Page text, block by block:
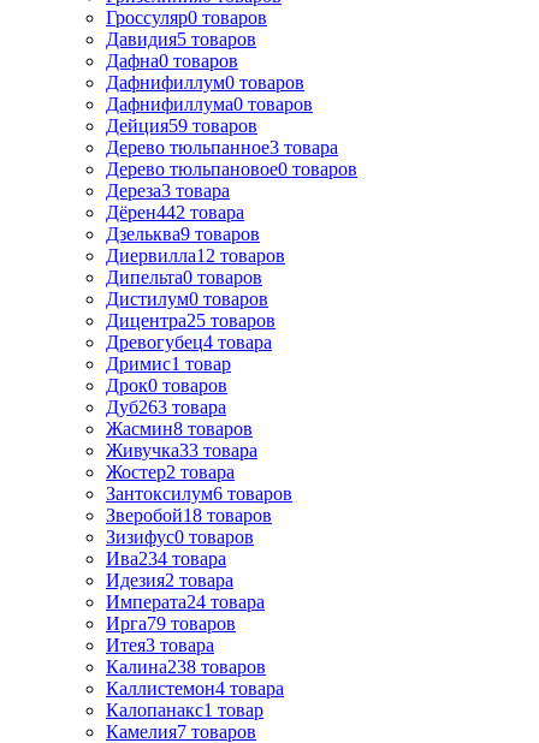
Гроссуляр0 товаров
Давидия5 товаров
Дафна0 товаров
Дафнифиллум0 товаров
Дафнифиллума0 товаров
Дейция59 товаров
Дерево тюльпанное3 товара
Дерево тюльпановое0 товаров
Дереза3 товара
Дёрен442 товара
Дзельква9 товаров
Диервилла12 товаров
Дипельта0 товаров
Дистилум0 товаров
Дицентра25 товаров
Древогубец4 товара
Дримис1 товар
Дрок0 товаров
Дуб263 товара
Жасмин8 товаров
Живучка33 товара
Жостер2 товара
Зантоксилум6 товаров
Зверобой18 товаров
Зизифус0 товаров
Ива234 товара
Идезия2 товара
Императа24 товара
Ирга79 товаров
Итея3 товара
Калина238 товаров
Каллистемон4 товара
Калопанакс1 товар
Камелия7 товаров